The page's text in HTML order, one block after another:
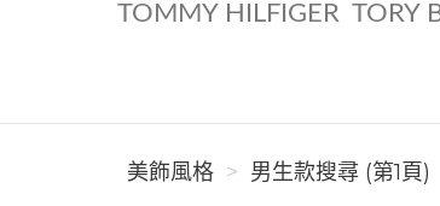
TOMMY HILFIGER TORY
美飾風格 男生款搜尋 (第1頁)